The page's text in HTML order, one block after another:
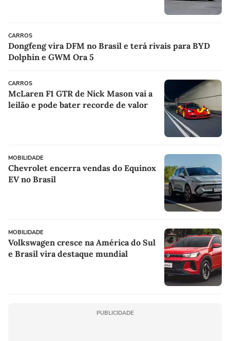
CARROS
Dongfeng vira DFM no Brasil e terá rivais para BYD
Dolphin e GWM Ora 5
CARROS
McLaren F1 GTR de Nick Mason vai a
leilão e pode bater recorde de valor
MOBILIDADE
Chevrolet encerra vendas do Equinox
EV no Brasil
MOBILIDADE
Volkswagen cresce na América do Sul
e Brasil vira destaque mundial
PUBLICIDADE